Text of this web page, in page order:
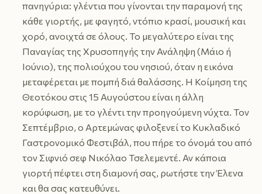
πανηγύρια: γλέντια που γίνονται την παραμονή της
κάθε γιορτής, με φαγητό, ντόπιο κρασί, μουσική και
χορό, ανοιχτά σε όλους. Το μεγαλύτερο είναι της
Παναγίας της Χρυσοπηγής την Ανάληψη (Μάιο ή
Ιούνιο), της πολιούχου του νησιού, όταν η εικόνα
μεταφέρεται με πομπή διά θαλάσσης. Η Κοίμηση της
Θεοτόκου στις 15 Αυγούστου είναι η άλλη
κορύφωση, με το γλέντι την προηγούμενη νύχτα. Τον
Σεπτέμβριο, ο Αρτεμώνας φιλοξενεί το Κυκλαδικό
Γαστρονομικό Φεστιβάλ, που πήρε το όνομά του από
τον Σιφνιό σεφ Νικόλαο Τσελεμεντέ. Αν κάποια
γιορτή πέφτει στη διαμονή σας, ρωτήστε την Έλενα
και θα σας κατευθύνει.